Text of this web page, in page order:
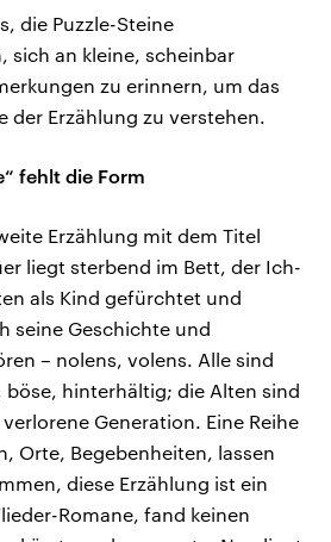
die Puzzle-Steine
sich an kleine, scheinbar
zu erinnern, um das
der Erzählung zu verstehen.
fehlt die Form
Erzählung mit dem Titel
liegt sterbend im Bett, der Ich-
als Kind gefürchtet und
seine Geschichte und
– nolens, volens. Alle sind
hinterhältig; die Alten sind
Generation. Eine Reihe
Orte, Begebenheiten, lassen
diese Erzählung ist ein
Romane, fand keinen